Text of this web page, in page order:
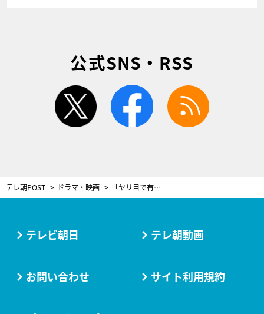
公式SNS・RSS
twitter facebook
テレ朝POST ドラマ・映画 「ヤリ目で有名な…」超特急メンバー、強烈クズ発言連発！親友への裏切り判明に「想像以上にエグい」＜ドラマ『ぜんぶ、あなたのためだから』＞
テレビ朝日 テレ朝動画
お問い合わせ サイト利用規約